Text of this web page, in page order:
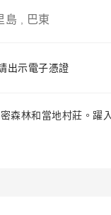
島 巴東
出示電子憑證
森林和當地村莊。躍